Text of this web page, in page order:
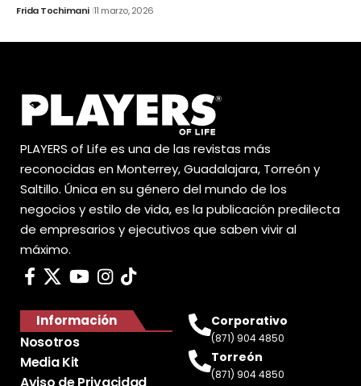
Frida Tochimani 11 marzo, 2026
PLAYERS of Life es una de las revistas más
reconocidas en Monterrey, Guadalajara, Torreón y
Saltillo. Única en su género del mundo de los
negocios y estilo de vida, es la publicación predilecta
de empresarios y ejecutivos que saben vivir al
máximo.
Información
Nosotros
Media Kit
Corporativo
(871) 904 4850
Torreón
(871) 904 4850